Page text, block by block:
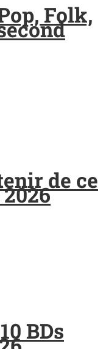
Folk,
de ce
BDs